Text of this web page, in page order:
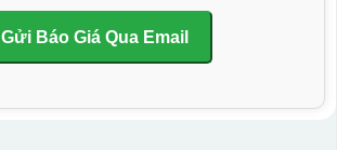
Gửi Báo Giá Qua Email